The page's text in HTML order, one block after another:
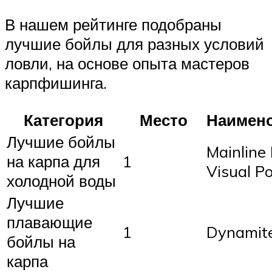
В нашем рейтинге подобраны
лучшие бойлы для разных условий
ловли, на основе опыта мастеров
карпфишинга.
Категория
Место
Лучшие бойлы
на карпа для
холодной воды
1
Mainline
Visual
Лучшие
плавающие
бойлы на
карпа
1